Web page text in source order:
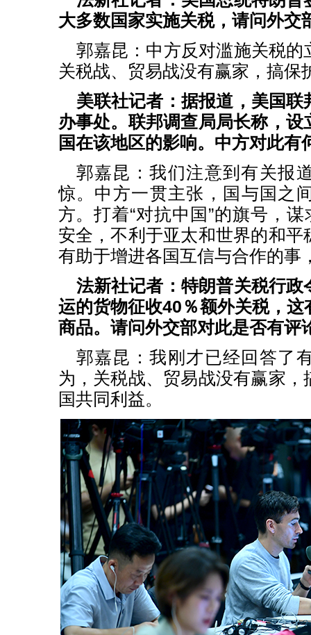
大多数国家实施关税，请问外交
郭嘉昆：中方反对滥施关税
关税战、贸易战没有赢家，搞保
美联社记者：据报道，美国
办事处。联邦调查局局长称，
国在该地区的影响。中方对此有
郭嘉昆：我们注意到有关报
惊。中方一贯主张，国与国之
方。打着“对抗中国”的旗号，谋
安全，不利于亚太和世界的和
有助于增进各国互信与合作的事
法新社记者：特朗普关税行
运的货物征收40％额外关税，
商品。请问外交部对此是否有评
郭嘉昆：我刚才已经回答了
为，关税战、贸易战没有赢家
国共同利益。